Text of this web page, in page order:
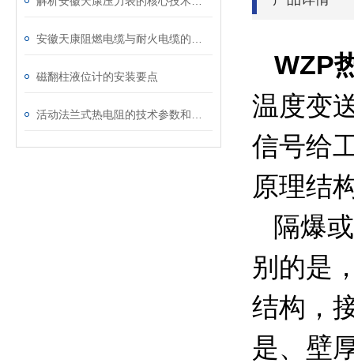
磁翻柱液位计的安装要点
WZP
温度变
信号给
原理结
隔爆
别的是
结构，
是、壁